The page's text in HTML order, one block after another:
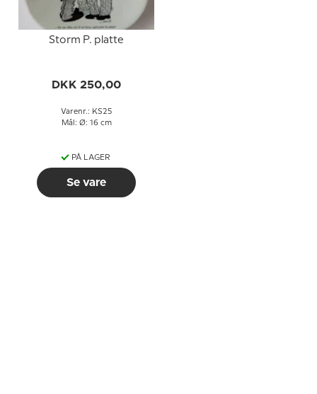
Storm P. platte
DKK 250,00
Varenr.: KS25
Mål: Ø: 16 cm
PÅ LAGER
Se vare